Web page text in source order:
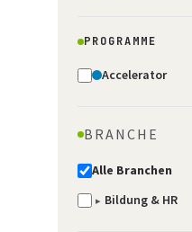
PROGRAMME
Accelerator
BRANCHE
Alle Branchen
▸ Bildung & HR